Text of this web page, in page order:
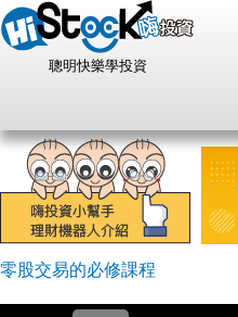
聰明快樂學投資
零股交易的必修課程